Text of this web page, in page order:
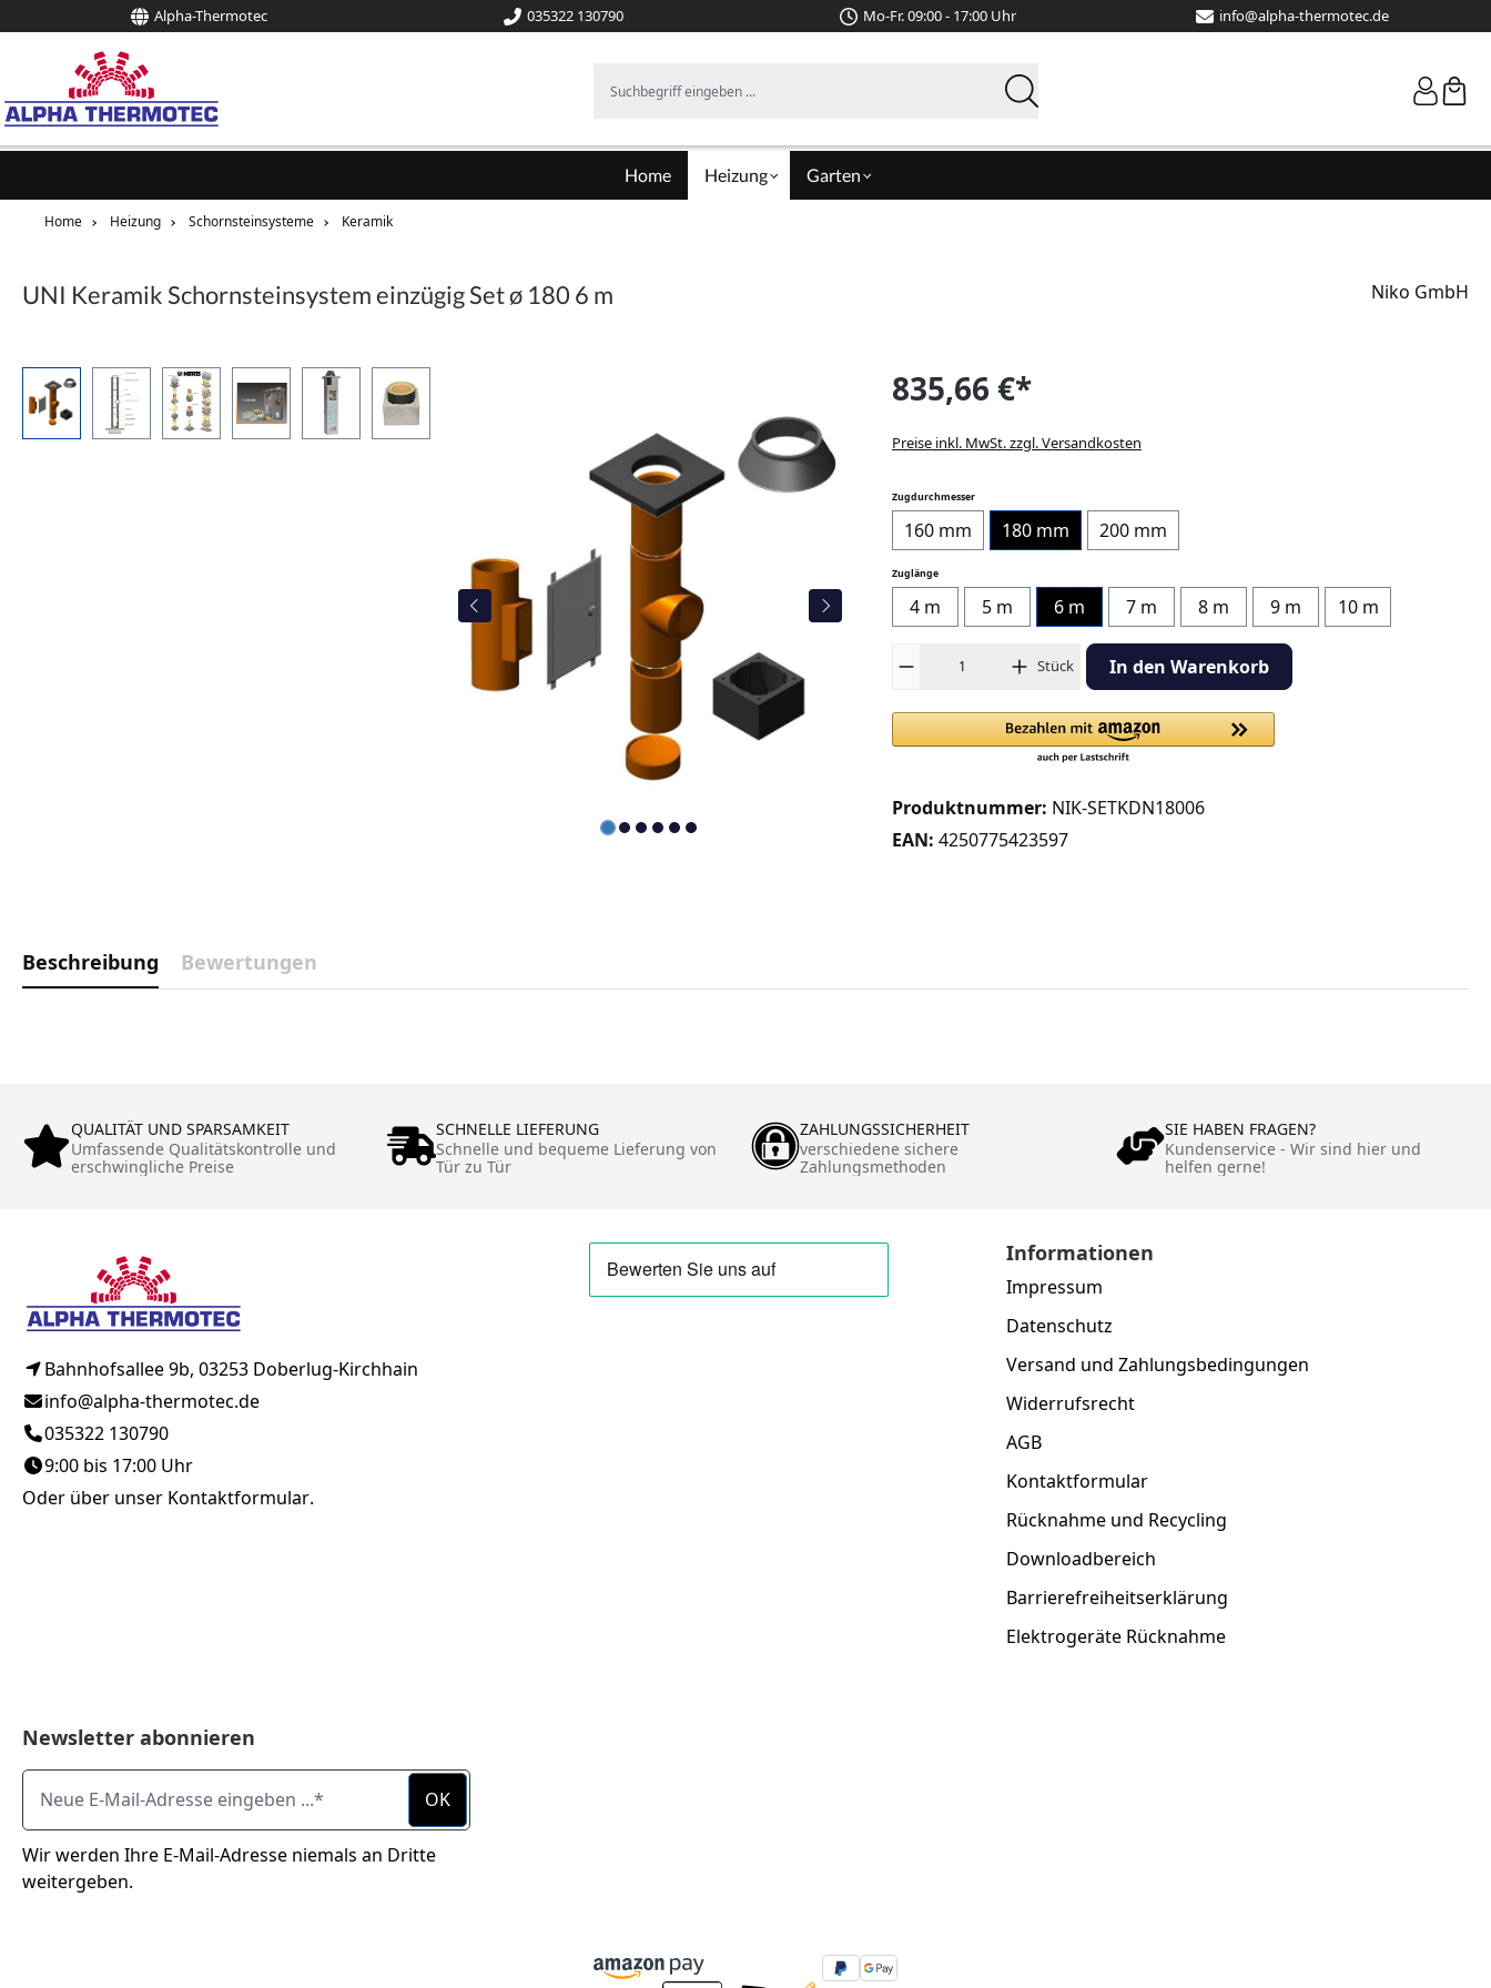
Zur Hauptnavigation springen
Alpha-Thermotec 035322 130790 Mo-Fr. 09:00 - 17:00 Uhr info@alpha-thermotec.de
Home Heizung Garten
Home Heizung Schornsteinsysteme Keramik
UNI Keramik Schornsteinsystem einzügig Set ø 180 6 m Niko GmbH
Bildergalerie überspringen 835,66 €*
Preise inkl. MwSt. zzgl. Versandkosten
Zugdurchmesserauswählen
160 mm 180 mm 200 mm
Zuglängeauswählen
4 m 5 m 6 m 7 m 8 m 9 m 10 m
Produkt Anzahl: Gib den gewünschten Wert ein oder benutze die
Stück In den Warenkorb
Produktnummer: NIK-SETKDN18006
EAN: 4250775423597
Beschreibung Bewertungen
QUALITÄT UND SPARSAMKEIT
Umfassende Qualitätskontrolle und
erschwingliche Preise
SCHNELLE LIEFERUNG
Schnelle und bequeme Lieferung von
Tür zu Tür
ZAHLUNGSSICHERHEIT
verschiedene sichere
Zahlungsmethoden
SIE HABEN FRAGEN?
Kundenservice - Wir sind hier und
helfen gerne!
Bahnhofsallee 9b, 03253 Doberlug-Kirchhain
info@alpha-thermotec.de
035322 130790
9:00 bis 17:00 Uhr
Oder über unser Kontaktformular.
Informationen
Impressum
Datenschutz
Versand und Zahlungsbedingungen
Widerrufsrecht
AGB
Kontaktformular
Rücknahme und Recycling
Downloadbereich
Barrierefreiheitserklärung
Elektrogeräte Rücknahme
Newsletter abonnieren
Neue E-Mail-Adresse eingeben ...
OK
Wir werden Ihre E-Mail-Adresse niemals an Dritte
weitergeben.